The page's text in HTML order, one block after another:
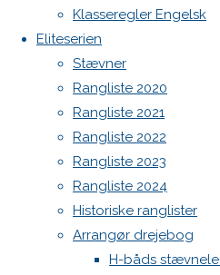
Klasseregler Engelsk
Eliteserien
Stævner
Rangliste 2020
Rangliste 2021
Rangliste 2022
Rangliste 2023
Rangliste 2024
Historiske ranglister
Arrangør drejebog
H-båds
Full
size
391 × 92
pixels
Aarhus
Sejlklub
festugecup,
H-båds
ligastævne
Skriv
WordPress.org